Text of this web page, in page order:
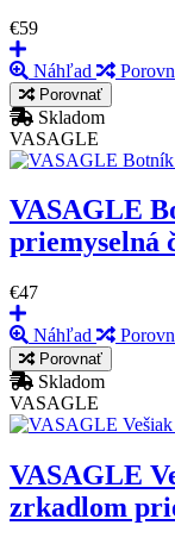
€59
Náhľad
Porovnať
Skladom
VASAGLE
VASAGLE
priemyselná
€47
Náhľad
Porovnať
Skladom
VASAGLE
VASAGLE
zrkadlom